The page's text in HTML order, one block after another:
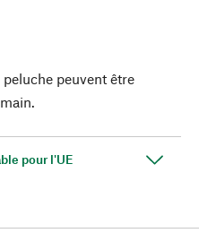
peuvent être
pour l'UE